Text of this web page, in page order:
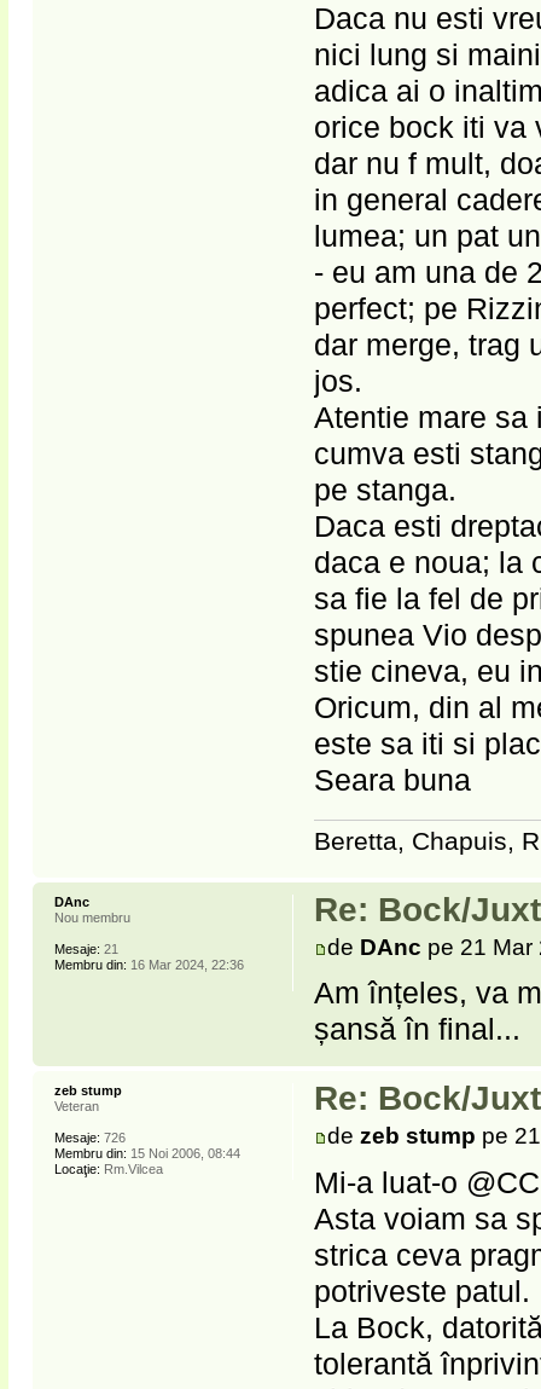
Daca nu esti
nici lung si
adica ai o
orice bock iti va
dar nu f mult,
in general
lumea; un pat
- eu am una de
perfect; pe
dar merge, trag
jos.
Atentie mare sa
cumva esti
pe stanga.
Daca esti
daca e noua; la
sa fie la fel de
spunea Vio
stie cineva, eu
Oricum, din al
este sa iti si
Seara buna
Beretta, Chapuis,
Re: Bock/
de DAnc pe 21 Mar
Am înțeles, va
șansă în final...
DAnc
Nou membru
Mesaje: 21
Membru din: 16 Mar 2024, 22:36
Re: Bock/
dezeb stump pe
Mi-a luat-o
Asta voiam sa
strica ceva
potriveste patul.
La Bock,
tolerantă
zeb stump
Veteran
Mesaje: 726
Membru din: 15 Noi 2006, 08:44
Locaţie: Rm.Vilcea